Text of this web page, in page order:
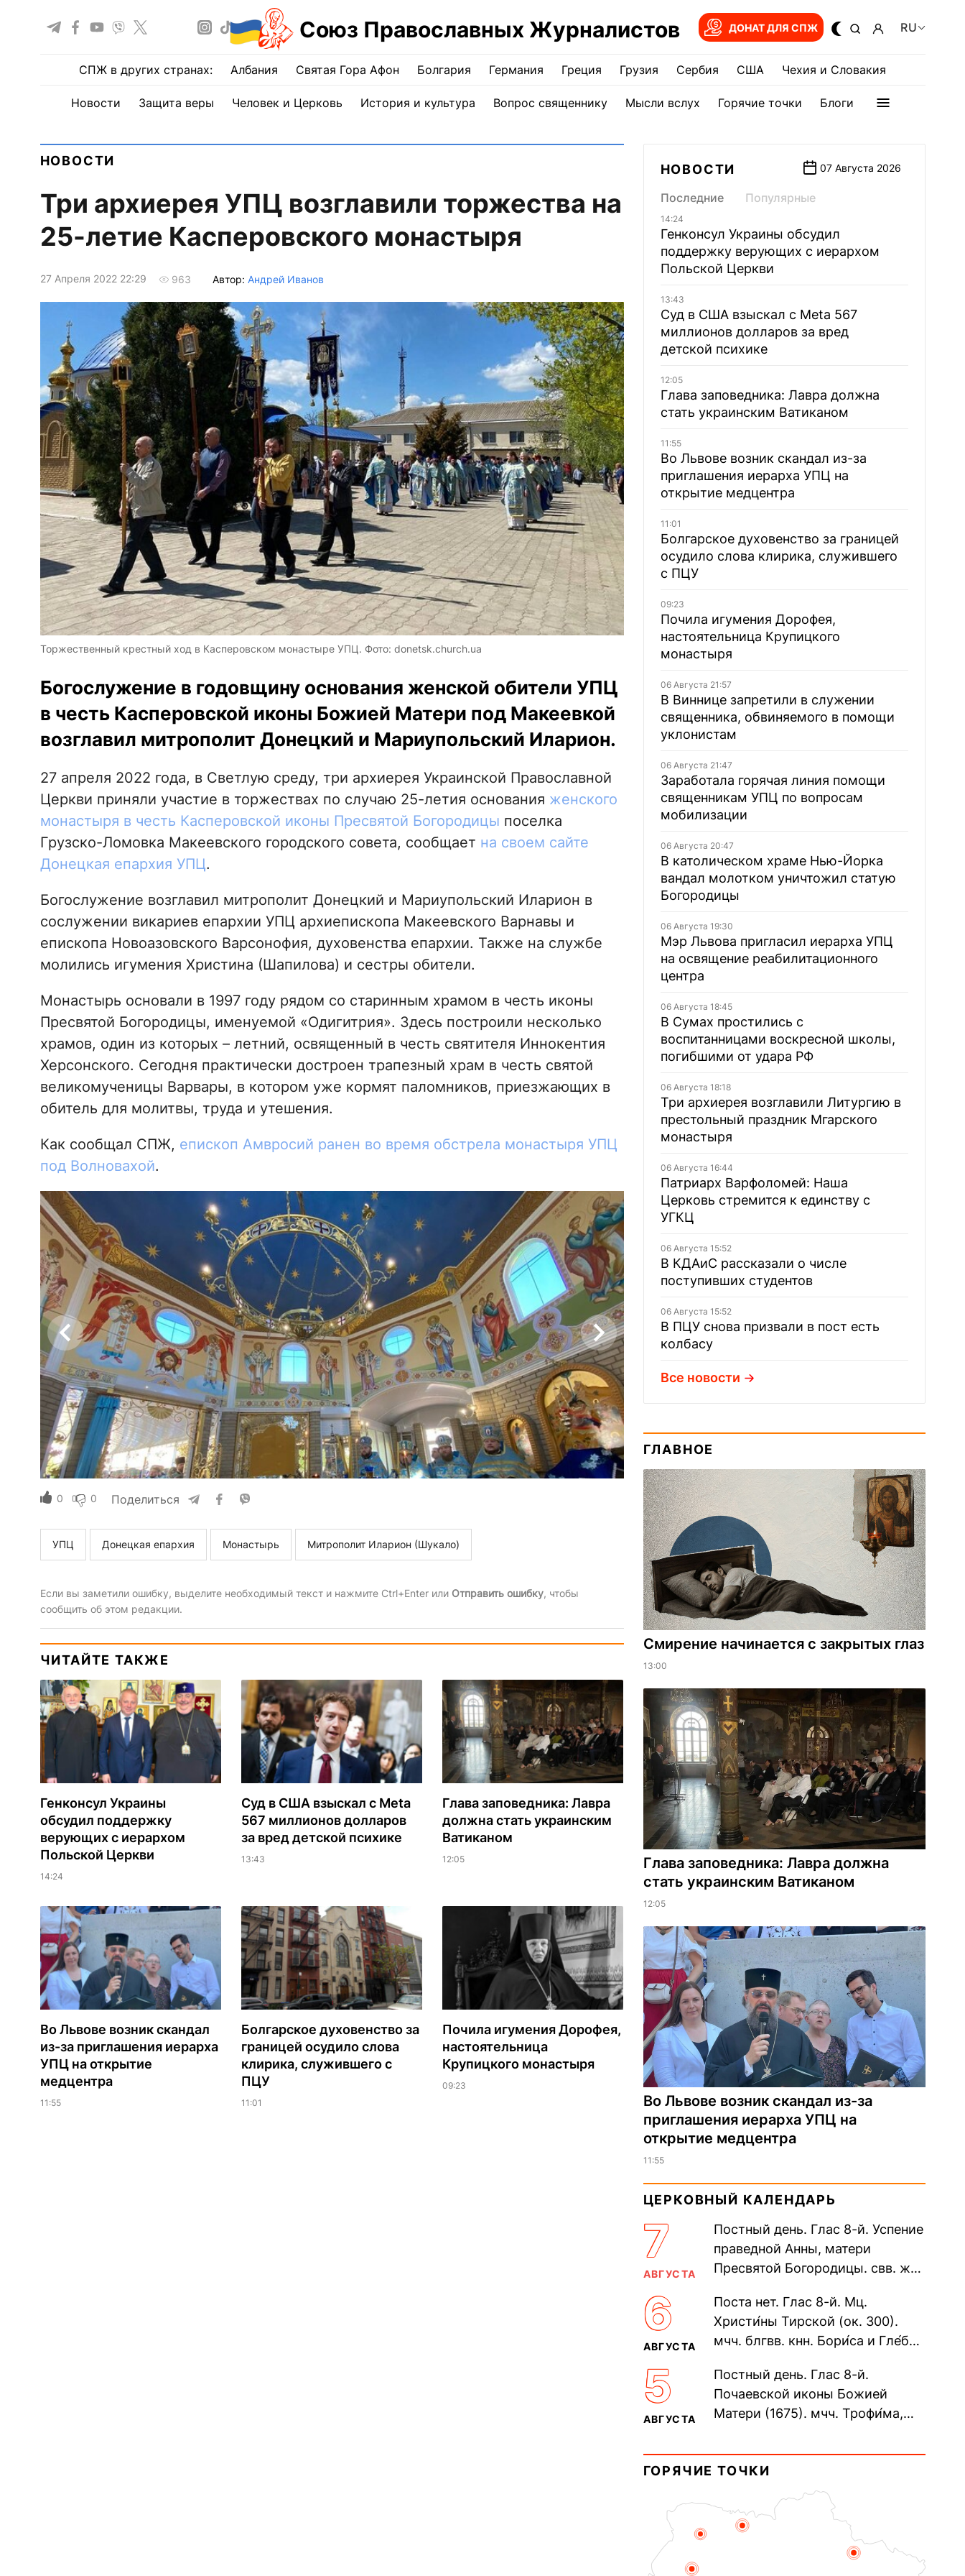
Союз Православных Журналистов ДОНАТ ДЛЯ СПЖ RU
СПЖ в других странах: Албания Святая Гора Афон Болгария Германия Греция Грузия Сербия США Чехия и Словакия
Новости Защита веры Человек и Церковь История и культура Вопрос священнику Мысли вслух Горячие точки Блоги
НОВОСТИ
Три архиерея УПЦ возглавили торжества на
25-летие Касперовского монастыря
27 Апреля 2022 22:29 963 Автор: Андрей Иванов
Торжественный крестный ход в Касперовском монастыре УПЦ. Фото: donetsk.church.ua
Богослужение в годовщину основания женской обители УПЦ
в честь Касперовской иконы Божией Матери под Макеевкой
возглавил митрополит Донецкий и Мариупольский Иларион.
27 апреля 2022 года, в Светлую среду, три архиерея Украинской Православной
Церкви приняли участие в торжествах по случаю 25-летия основания женского
монастыря в честь Касперовской иконы Пресвятой Богородицы поселка
Грузско-Ломовка Макеевского городского совета, сообщает на своем сайте
Донецкая епархия УПЦ.
Богослужение возглавил митрополит Донецкий и Мариупольский Иларион в
сослужении викариев епархии УПЦ архиепископа Макеевского Варнавы и
епископа Новоазовского Варсонофия, духовенства епархии. Также на службе
молились игумения Христина (Шапилова) и сестры обители.
Монастырь основали в 1997 году рядом со старинным храмом в честь иконы
Пресвятой Богородицы, именуемой «Одигитрия». Здесь построили несколько
храмов, один из которых – летний, освященный в честь святителя Иннокентия
Херсонского. Сегодня практически достроен трапезный храм в честь святой
великомученицы Варвары, в котором уже кормят паломников, приезжающих в
обитель для молитвы, труда и утешения.
Как сообщал СПЖ, епископ Амвросий ранен во время обстрела монастыря УПЦ
под Волновахой.
0 0 Поделиться
УПЦ Донецкая епархия Монастырь Митрополит Иларион (Шукало)
Если вы заметили ошибку, выделите необходимый текст и нажмите Ctrl+Enter или Отправить ошибку, чтобы
сообщить об этом редакции.
ЧИТАЙТЕ ТАКЖЕ
Генконсул Украины
обсудил поддержку
верующих с иерархом
Польской Церкви
14:24
Суд в США взыскал с Meta
567 миллионов долларов
за вред детской психике
13:43
Глава заповедника: Лавра
должна стать украинским
Ватиканом
12:05
Во Львове возник скандал
из-за приглашения иерарха
УПЦ на открытие
медцентра
11:55
Болгарское духовенство за
границей осудило слова
клирика, служившего с
ПЦУ
11:01
Почила игумения Дорофея,
настоятельница
Крупицкого монастыря
09:23
НОВОСТИ 07 Августа 2026
Последние Популярные
14:24
Генконсул Украины обсудил
поддержку верующих с иерархом
Польской Церкви
13:43
Суд в США взыскал с Meta 567
миллионов долларов за вред
детской психике
12:05
Глава заповедника: Лавра должна
стать украинским Ватиканом
11:55
Во Львове возник скандал из-за
приглашения иерарха УПЦ на
открытие медцентра
11:01
Болгарское духовенство за границей
осудило слова клирика, служившего
с ПЦУ
09:23
Почила игумения Дорофея,
настоятельница Крупицкого
монастыря
06 Августа 21:57
В Виннице запретили в служении
священника, обвиняемого в помощи
уклонистам
06 Августа 21:47
Заработала горячая линия помощи
священникам УПЦ по вопросам
мобилизации
06 Августа 20:47
В католическом храме Нью-Йорка
вандал молотком уничтожил статую
Богородицы
06 Августа 19:30
Мэр Львова пригласил иерарха УПЦ
на освящение реабилитационного
центра
06 Августа 18:45
В Сумах простились с
воспитанницами воскресной школы,
погибшими от удара РФ
06 Августа 18:18
Три архиерея возглавили Литургию в
престольный праздник Мгарского
монастыря
06 Августа 16:44
Патриарх Варфоломей: Наша
Церковь стремится к единству с
УГКЦ
06 Августа 15:52
В КДАиС рассказали о числе
поступивших студентов
06 Августа 15:52
В ПЦУ снова призвали в пост есть
колбасу
Все новости
ГЛАВНОЕ
Смирение начинается с закрытых глаз
13:00
Глава заповедника: Лавра должна
стать украинским Ватиканом
12:05
Во Львове возник скандал из-за
приглашения иерарха УПЦ на
открытие медцентра
11:55
ЦЕРКОВНЫЙ КАЛЕНДАРЬ
7
АВГУСТА
Постный день. Глас 8-й. Успение
праведной Анны, матери
Пресвятой Богородицы. свв. жен
прп. Евпракси́и девы,...
6
АВГУСТА
Поста нет. Глас 8-й. Мц.
Христи́ны Тирской (ок. 300).
мчч. блгвв. кнн. Бори́са и Гле́ба,
Дави́да (1015). Прп....
5
АВГУСТА
Постный день. Глас 8-й.
Почаевской иконы Божией
Матери (1675). мчч. Трофи́ма,
мучеников (284–305). прав.
воина Фео́дора...
ГОРЯЧИЕ ТОЧКИ